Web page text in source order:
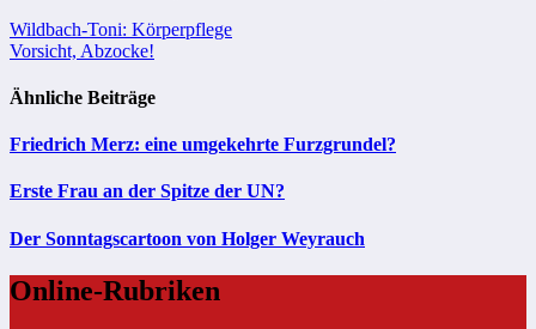
Beitragsnavigation
Wildbach-Toni: Körperpflege
Vorsicht, Abzocke!
Ähnliche Beiträge
Friedrich Merz: eine umgekehrte Furzgrundel?
Erste Frau an der Spitze der UN?
Der Sonntagscartoon von Holger Weyrauch
Online-Rubriken